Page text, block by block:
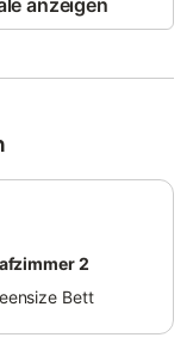
für Gäste nicht
anzeigen
2
Bett